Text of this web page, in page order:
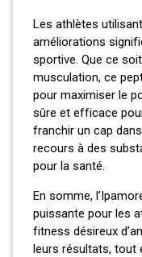
Les athlètes
améliorations
sportive. Que ce
musculation, ce
pour maximiser le
sûre et efficace
franchir un cap
recours à des
pour la santé.
En somme,
puissante pour les
fitness désireux
leurs résultats, tout